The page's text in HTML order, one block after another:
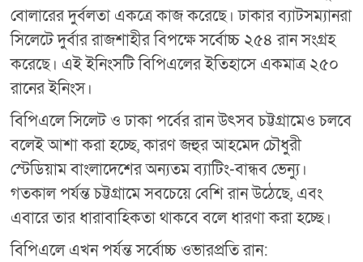
বোলারের দুর্বলতা একত্রে কাজ করেছে। ঢাকার ব্যাটসম্যানরা
সিলেটে দুর্বার রাজশাহীর বিপক্ষে সর্বোচ্চ ২৫৪ রান সংগ্রহ
করেছে। এই ইনিংসটি বিপিএলের ইতিহাসে একমাত্র ২৫০
রানের ইনিংস।
বিপিএলে সিলেট ও ঢাকা পর্বের রান উৎসব চট্টগ্রামেও চলবে
বলেই আশা করা হচ্ছে, কারণ জহুর আহমেদ চৌধুরী
স্টেডিয়াম বাংলাদেশের অন্যতম ব্যাটিং-বান্ধব ভেন্যু।
গতকাল পর্যন্ত চট্টগ্রামে সবচেয়ে বেশি রান উঠেছে, এবং
এবারে তার ধারাবাহিকতা থাকবে বলে ধারণা করা হচ্ছে।
বিপিএলে এখন পর্যন্ত সর্বোচ্চ ওভারপ্রতি রান: